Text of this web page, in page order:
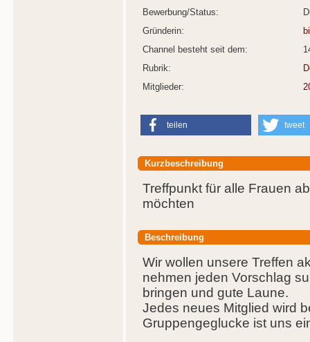
Bewerbung/Status:
Gründerin:
Channel besteht seit dem:
Rubrik:
Mitglieder:
teilen tweet
Kurzbeschreibung
Treffpunkt für alle Frauen
möchten
Beschreibung
Wir wollen unsere Treffen
nehmen jeden Vorschlag
bringen und gute Laune.
Jedes neues Mitglied wird
Gruppengeglucke ist uns